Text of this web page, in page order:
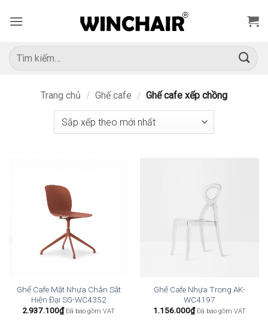
qua
dung
Tìm
kiếm:
Trang chủ / Ghế cafe / Ghế cafe xếp chồng
Ghế Cafe Mặt Nhựa Chân Sắt
Hiện Đại SG-WC4352
2.937.100₫ Đã bao gồm VAT
Ghế Cafe Nhựa Trong AK-
WC4197
1.156.000₫ Đã bao gồm VAT